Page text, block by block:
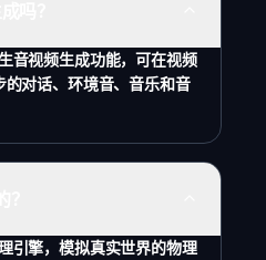
音视频生成功能，可在视频
对话、环境音、音乐和音
引擎，模拟真实世界的物理